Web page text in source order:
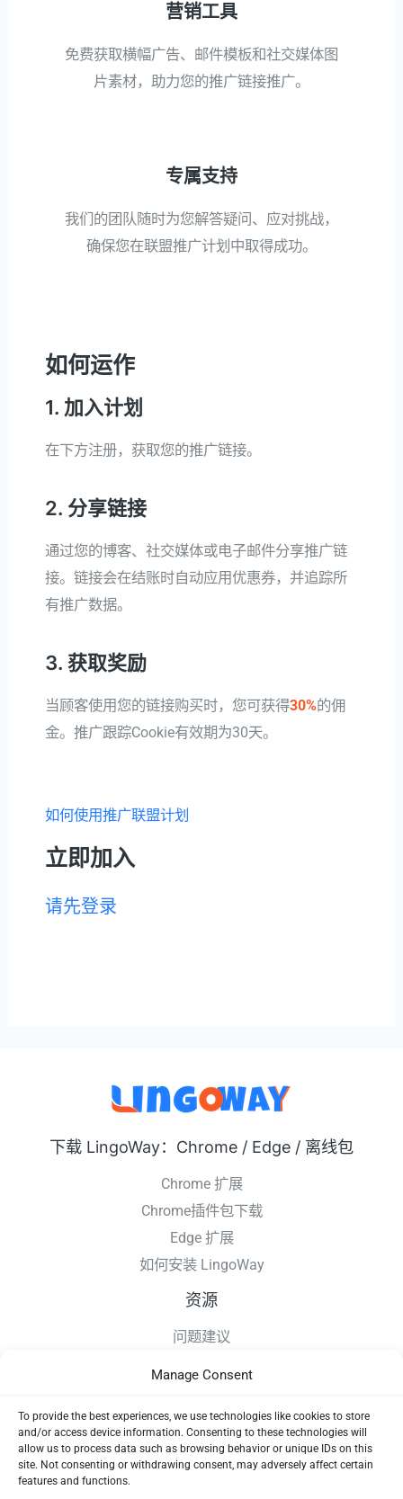
Manage Consent
To provide the best experiences, we use technologies like cookies to store
and/or access device information. Consenting to these technologies will
allow us to process data such as browsing behavior or unique IDs on this
site. Not consenting or withdrawing consent, may adversely affect certain
features and functions.
营销工具
免费获取横幅广告、邮件模板和社交媒体图
片素材，助力您的推广链接推广。
专属支持
我们的团队随时为您解答疑问、应对挑战，
确保您在联盟推广计划中取得成功。
如何运作
1. 加入计划
在下方注册，获取您的推广链接。
2. 分享链接
通过您的博客、社交媒体或电子邮件分享推广链
接。链接会在结账时自动应用优惠券，并追踪所
有推广数据。
3. 获取奖励
当顾客使用您的链接购买时，您可获得30%的佣
金。推广跟踪Cookie有效期为30天。
如何使用推广联盟计划
立即加入
请先登录
下载 LingoWay：Chrome / Edge / 离线包
Chrome 扩展
Chrome插件包下载
Edge 扩展
如何安装 LingoWay
资源
问题建议
隐私条款
使用协议